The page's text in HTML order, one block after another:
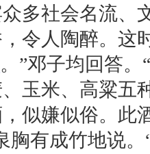
多社会名流、
令人陶醉。这
。 ”邓子均回答。 “
玉米、高粱五
似嫌似俗。此
胸有成竹地说。